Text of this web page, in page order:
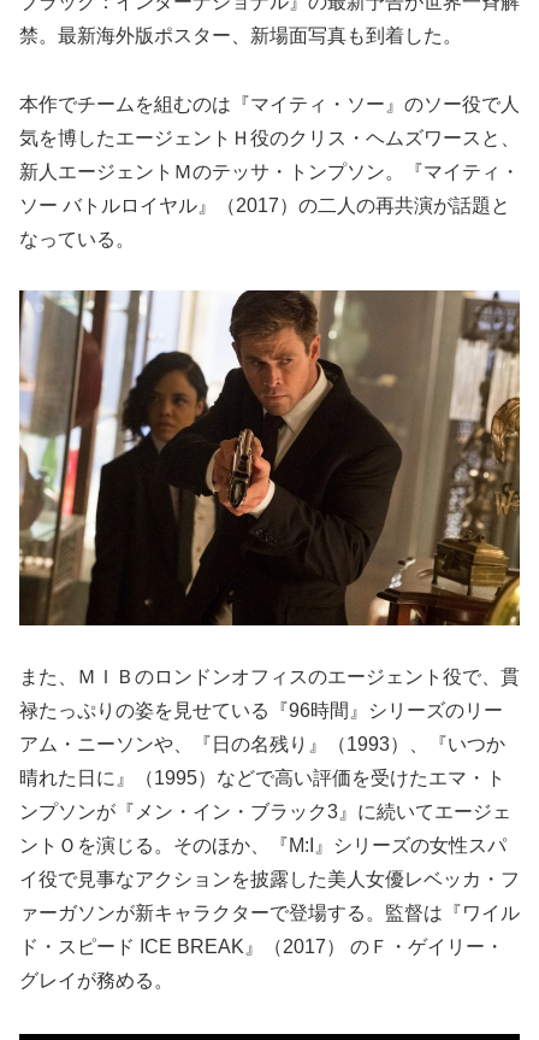
禁。最新海外版ポスター、新場面写真も到着した。
本作でチームを組むのは『マイティ・ソー』のソー役で人
気を博したエージェントＨ役のクリス・ヘムズワースと、
新人エージェントＭのテッサ・トンプソン。『マイティ・
ソー バトルロイヤル』（2017）の二人の再共演が話題と
なっている。
また、ＭＩＢのロンドンオフィスのエージェント役で、貫
禄たっぷりの姿を見せている『96時間』シリーズのリー
アム・ニーソンや、『日の名残り』（1993）、『いつか
晴れた日に』（1995）などで高い評価を受けたエマ・ト
ンプソンが『メン・イン・ブラック3』に続いてエージェ
ントＯを演じる。そのほか、『M:I』シリーズの女性スパ
イ役で見事なアクションを披露した美人女優レベッカ・フ
ァーガソンが新キャラクターで登場する。監督は『ワイル
ド・スピード ICE BREAK』（2017） のＦ・ゲイリー・
グレイが務める。